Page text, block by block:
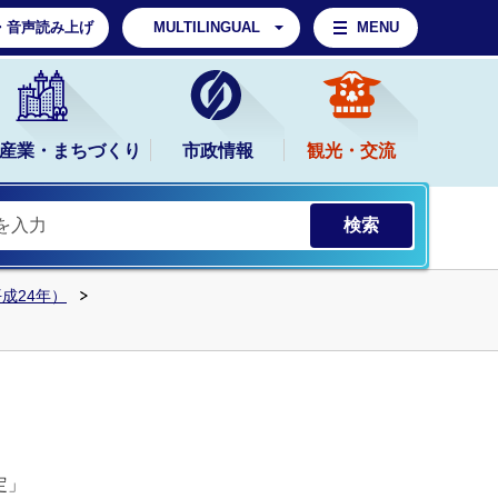
音声読み上げ MULTILINGUAL MENU
業・まちづくり 市政情報 観光・交流
24年）